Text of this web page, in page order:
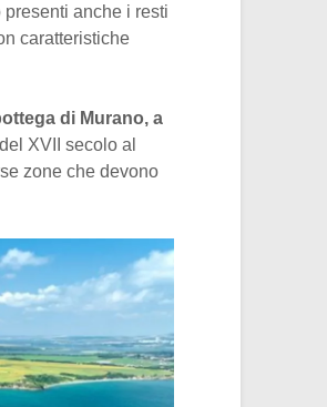
presenti anche i resti
caratteristiche
di Murano, a
XVII secolo al
zone che devono